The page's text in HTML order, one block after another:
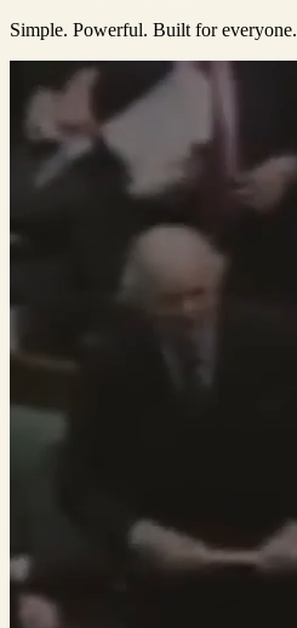
Simple. Powerful. Built for everyone.